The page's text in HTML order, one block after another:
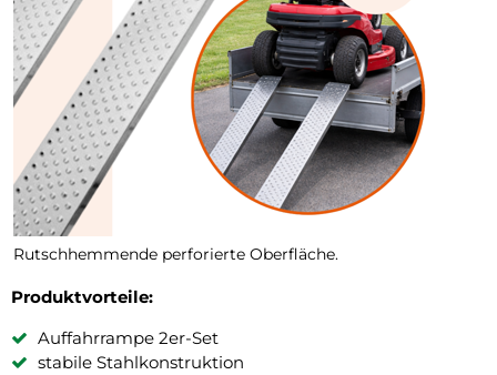
Rutschhemmende perforierte Oberfläche.
Produktvorteile:
Auffahrrampe 2er-Set
stabile Stahlkonstruktion